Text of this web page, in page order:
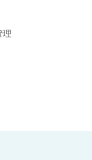
理